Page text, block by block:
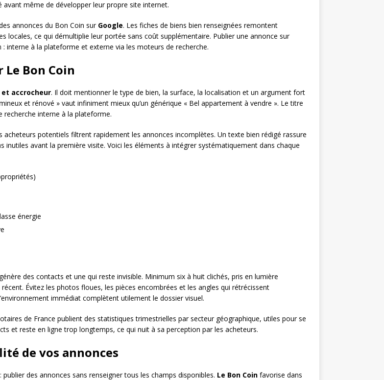
même de développer leur propre site internet.
annonces du Bon Coin sur Google. Les fiches de biens bien renseignées remontent
locales, ce qui démultiplie leur portée sans coût supplémentaire. Publier une annonce sur
interne à la plateforme et externe via les moteurs de recherche.
Le Bon Coin
accrocheur. Il doit mentionner le type de bien, la surface, la localisation et un argument fort
et rénové » vaut infiniment mieux qu’un générique « Bel appartement à vendre ». Le titre
recherche interne à la plateforme.
potentiels filtrent rapidement les annonces incomplètes. Un texte bien rédigé rassure
avant la première visite. Voici les éléments à intégrer systématiquement dans chaque
énergie
des contacts et une qui reste invisible. Minimum six à huit clichés, pris en lumière
Évitez les photos floues, les pièces encombrées et les angles qui rétrécissent
immédiat complètent utilement le dossier visuel.
de France publient des statistiques trimestrielles par secteur géographique, utiles pour se
et reste en ligne trop longtemps, ce qui nuit à sa perception par les acheteurs.
de vos annonces
des annonces sans renseigner tous les champs disponibles. Le Bon Coin favorise dans